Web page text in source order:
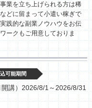
業を立ち上げられる方は稀
どに留まって小遣い稼ぎで
践的な副業ノウハウをお伝
ークもご用意しておりま
可能期間
開講）2026/8/1～2026/8/31